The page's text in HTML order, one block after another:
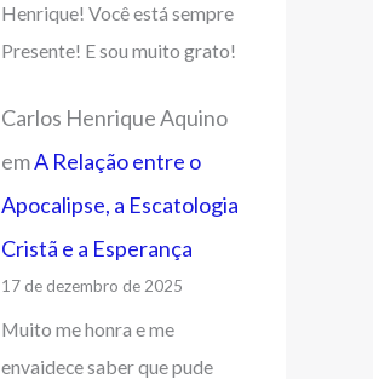
Henrique! Você está sempre
Presente! E sou muito grato!
Carlos Henrique Aquino
emA Relação entre o
Apocalipse, a Escatologia
Cristã e a Esperança
17 de dezembro de 2025
Muito me honra e me
envaidece saber que pude